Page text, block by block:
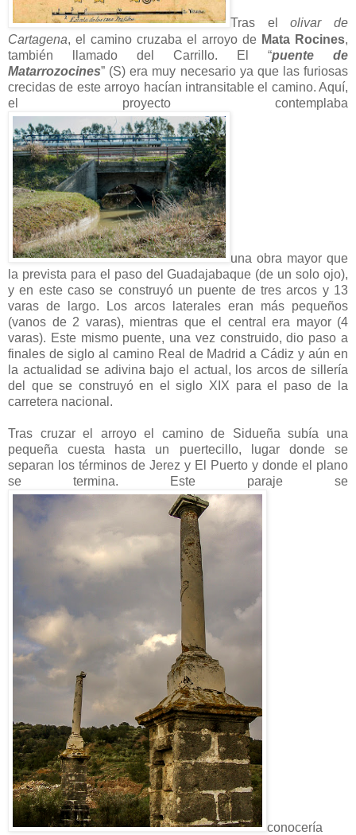
Tras elolivar de
Cartagena, el camino cruzaba el arroyo de Mata Rocines,
también llamado del Carrillo. El “puente de
Matarrozocines” (S) era muy necesario ya que las furiosas
crecidas de este arroyo hacían intransitable el camino. Aquí,
el proyecto contemplaba
una obra mayor que
la prevista para el paso del Guadajabaque (de un solo ojo),
y en este caso se construyó un puente de tres arcos y 13
varas de largo. Los arcos laterales eran más pequeños
(vanos de 2 varas), mientras que el central era mayor (4
varas). Este mismo puente, una vez construido, dio paso a
finales de siglo al camino Real de Madrid a Cádiz y aún en
la actualidad se adivina bajo el actual, los arcos de sillería
del que se construyó en el siglo XIX para el paso de la
carretera nacional.
Tras cruzar el arroyo el camino de Sidueña subía una
pequeña cuesta hasta un puertecillo, lugar donde se
separan los términos de Jerez y El Puerto y donde el plano
se termina. Este paraje se
conocería